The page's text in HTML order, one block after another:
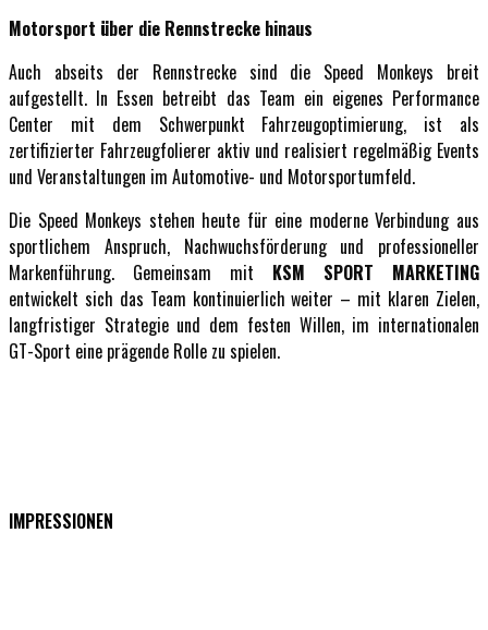
Motorsport über die Rennstrecke hinaus
Auch abseits der Rennstrecke sind die Speed Monkeys breit
aufgestellt. In Essen betreibt das Team ein eigenes Performance
Center mit dem Schwerpunkt Fahrzeugoptimierung, ist als
zertifizierter Fahrzeugfolierer aktiv und realisiert regelmäßig Events
und Veranstaltungen im Automotive- und Motorsportumfeld.
Die Speed Monkeys stehen heute für eine moderne Verbindung aus
sportlichem Anspruch, Nachwuchsförderung und professioneller
Markenführung. Gemeinsam mit KSM SPORT MARKETING
entwickelt sich das Team kontinuierlich weiter – mit klaren Zielen,
langfristiger Strategie und dem festen Willen, im internationalen
GT-Sport eine prägende Rolle zu spielen.
IMPRESSIONEN